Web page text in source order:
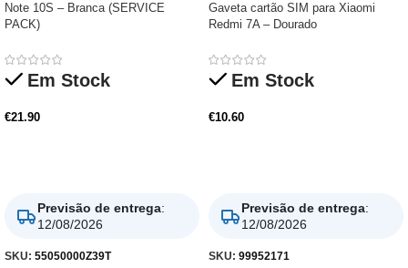
Note 10S – Branca (SERVICE
PACK)
Em Stock
€21.90
Previsão de entrega:
12/08/2026
SKU: 55050000Z39T
Gaveta cartão SIM para Xiaomi
Redmi 7A – Dourado
Em Stock
€10.60
Previsão de entrega:
12/08/2026
SKU: 99952171